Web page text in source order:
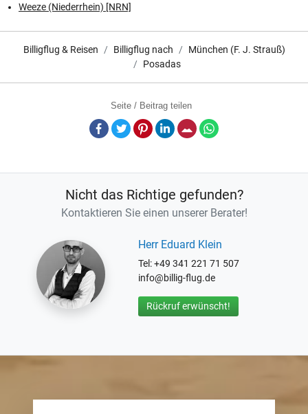
Weeze (Niederrhein) [NRN]
Billigflug & Reisen Billigflug nach
München (F. J. Strauß)
Posadas
Seite / Beitrag teilen
Facebook
TwitterPinterestLinkedInE-Mail
Nicht das Richtige gefunden?
Kontaktieren Sie einen unserer Berater!
Herr Eduard Klein
Tel: +49 341 221 71 507
info@billig-flug.de
Rückruf erwünscht!